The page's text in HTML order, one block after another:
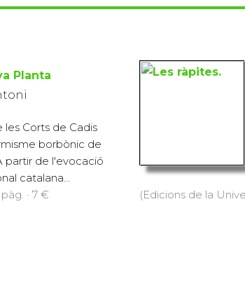
Planta
Corts de Cadis
borbònic de
partir de l'evocació
catalana...
· 7 €
(Edicions de la